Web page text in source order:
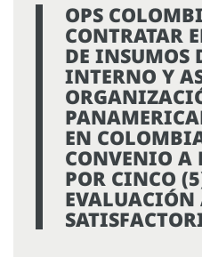
OPS
CONTRATAR
DE INSUMOS
INTERNO Y
EN
CONVENIO A
POR CINCO